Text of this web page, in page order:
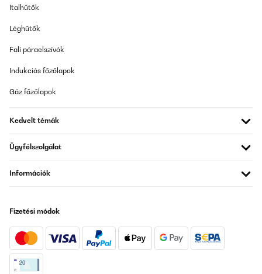
Italhűtők
Léghűtők
Fali páraelszívók
Indukciós főzőlapok
Gáz főzőlapok
Kedvelt témák
Ügyfélszolgálat
Információk
Fizetési módok